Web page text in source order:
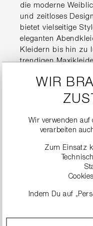
die moderne
und zeitloses
bietet vielseitige
eleganten
Kleidern bis hin zu
trendigen
Anlass
Die Kleider von
und eine perfekte
für den Sommer
Schnitte, edle
WIR
Wir verwenden auf
verarbeiten
Zum Einsatz
Indem Du auf